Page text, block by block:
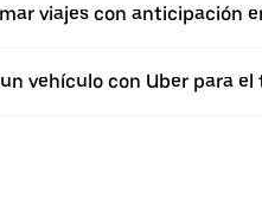
viajes con anticipación
vehículo con Uber para